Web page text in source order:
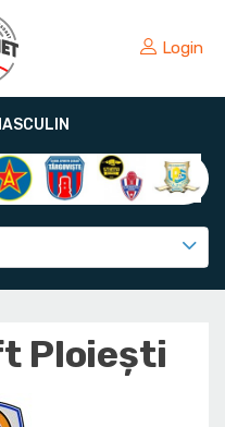
Login
Ploiești